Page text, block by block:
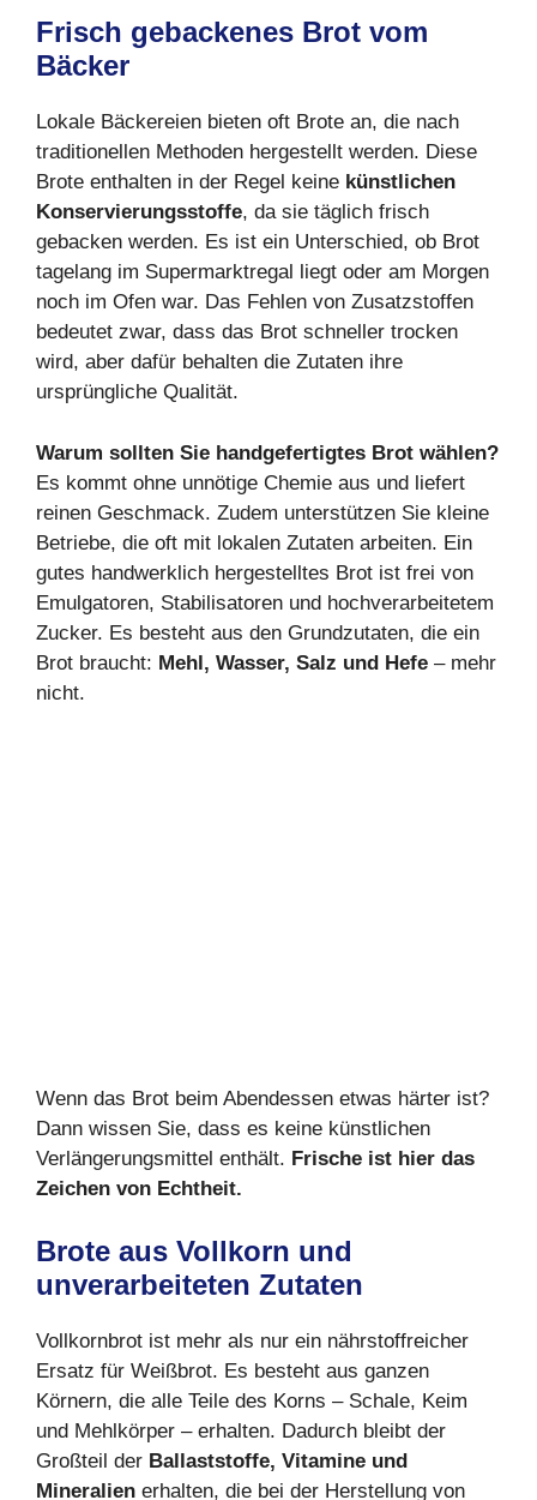
Frisch gebackenes Brot vom
Bäcker
Lokale Bäckereien bieten oft Brote an, die nach
traditionellen Methoden hergestellt werden. Diese
Brote enthalten in der Regel keine künstlichen
Konservierungsstoffe, da sie täglich frisch
gebacken werden. Es ist ein Unterschied, ob Brot
tagelang im Supermarktregal liegt oder am Morgen
noch im Ofen war. Das Fehlen von Zusatzstoffen
bedeutet zwar, dass das Brot schneller trocken
wird, aber dafür behalten die Zutaten ihre
ursprüngliche Qualität.
Warum sollten Sie handgefertigtes Brot wählen?
Es kommt ohne unnötige Chemie aus und liefert
reinen Geschmack. Zudem unterstützen Sie kleine
Betriebe, die oft mit lokalen Zutaten arbeiten. Ein
gutes handwerklich hergestelltes Brot ist frei von
Emulgatoren, Stabilisatoren und hochverarbeitetem
Zucker. Es besteht aus den Grundzutaten, die ein
Brot braucht: Mehl, Wasser, Salz und Hefe – mehr
nicht.
Wenn das Brot beim Abendessen etwas härter ist?
Dann wissen Sie, dass es keine künstlichen
Verlängerungsmittel enthält. Frische ist hier das
Zeichen von Echtheit.
Brote aus Vollkorn und
unverarbeiteten Zutaten
Vollkornbrot ist mehr als nur ein nährstoffreicher
Ersatz für Weißbrot. Es besteht aus ganzen
Körnern, die alle Teile des Korns – Schale, Keim
und Mehlkörper – erhalten. Dadurch bleibt der
Großteil der Ballaststoffe, Vitamine und
Mineralien erhalten, die bei der Herstellung von